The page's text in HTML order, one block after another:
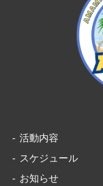
活動内容
スケジュール
お知らせ